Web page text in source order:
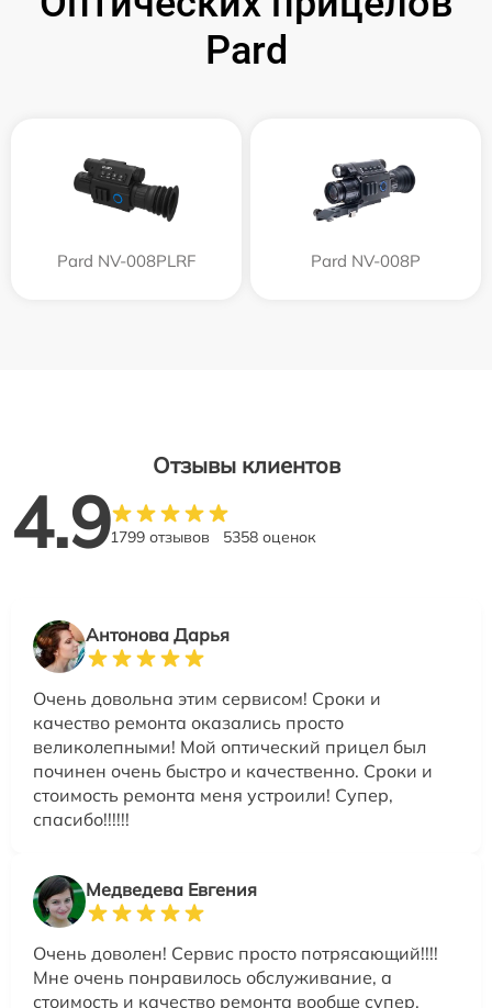
Pard
Pard NV-008PLRF Pard NV-008P
Отзывы клиентов
4.91799 отзывов 5358 оценок
Антонова Дарья
Очень довольна этим сервисом! Сроки и
качество ремонта оказались просто
великолепными! Мой оптический прицел был
починен очень быстро и качественно. Сроки и
стоимость ремонта меня устроили! Супер,
спасибо!!!!!!
Медведева Евгения
Очень доволен! Сервис просто потрясающий!!!!
Мне очень понравилось обслуживание, а
стоимость и качество ремонта вообще супер.